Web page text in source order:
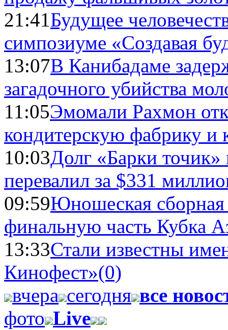
21:41Будущее
симпозиуме «Создавая
13:07В Канибадаме
загадочного убийства
11:05Эмомали Рахмон
кондитерскую фабрику и
10:03Долг «Барки
перевалил за $331
09:59Юношеская
финальную часть Кубка
13:33Стали известны
Кинофест»(0)
вчера сегодня все
фото Live